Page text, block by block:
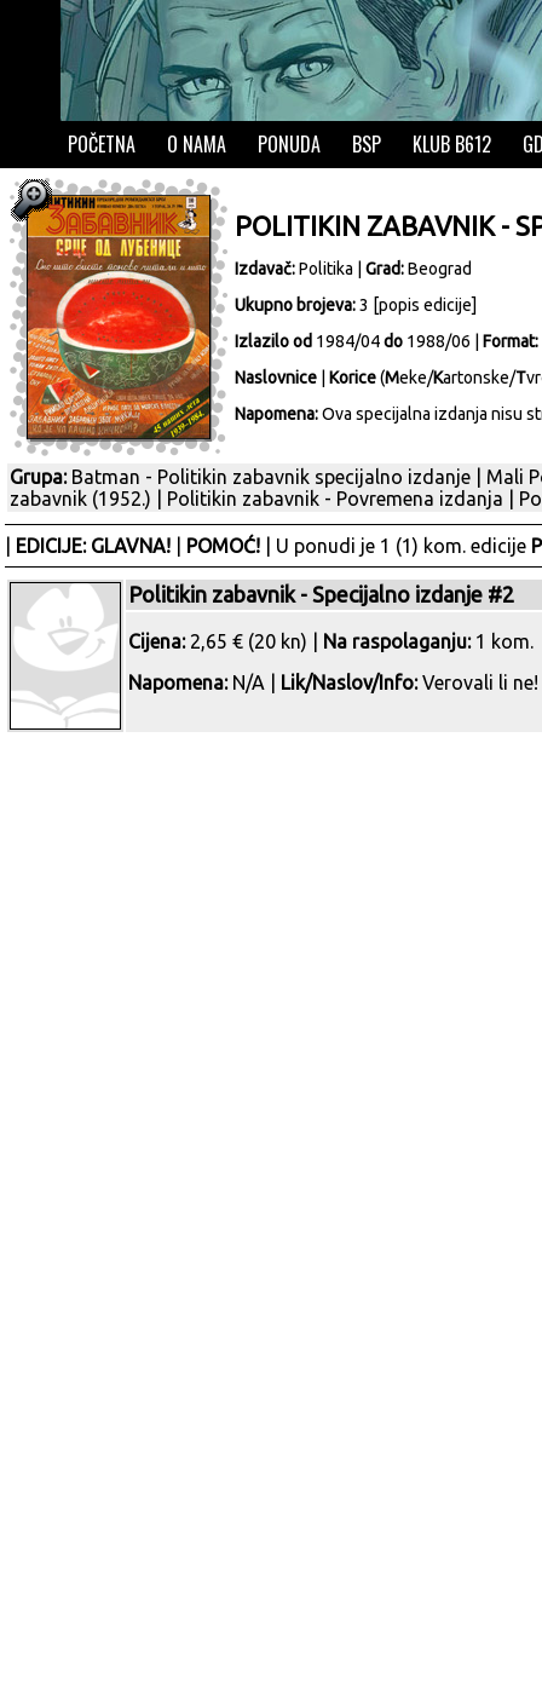
POČETNA O NAMA PONUDA BSP KLUB B612
POLITIKIN ZABAVNIK -
Izdavač:Politika Grad:Beograd
Ukupno brojeva:3 [popis edicije]
Izlazilo od 1984/04do 1988/06 | Format:
Naslovnice
Korice(Meke/Kartonske/T
Napomena:Ova specijalna izdanja nisu
Grupa: Batman - Politikin zabavnik specijalno izdanje
Mali
zabavnik (1952.)
Politikin zabavnik - Povremena izdanja
EDICIJE: GLAVNA! POMOĆ! | U ponudi je 1 (1) kom. edicije
Politikin zabavnik - Specijalno izdanje #2
Cijena:2,65 € (20 kn) | Na raspolaganju:1 kom.
Napomena:N/A | Lik/Naslov/Info:Verovali li ne!